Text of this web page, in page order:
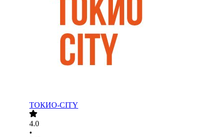
ТОКИО-CITY
4.0
•